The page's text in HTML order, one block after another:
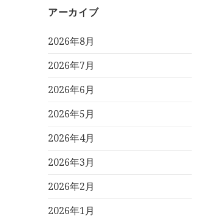
アーカイブ
2026年8月
2026年7月
2026年6月
2026年5月
2026年4月
2026年3月
2026年2月
2026年1月